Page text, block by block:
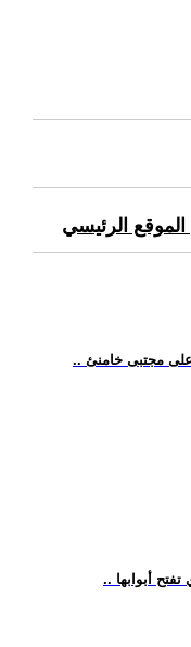
الرئيسي
مجتبى خامنئ
أبوابها